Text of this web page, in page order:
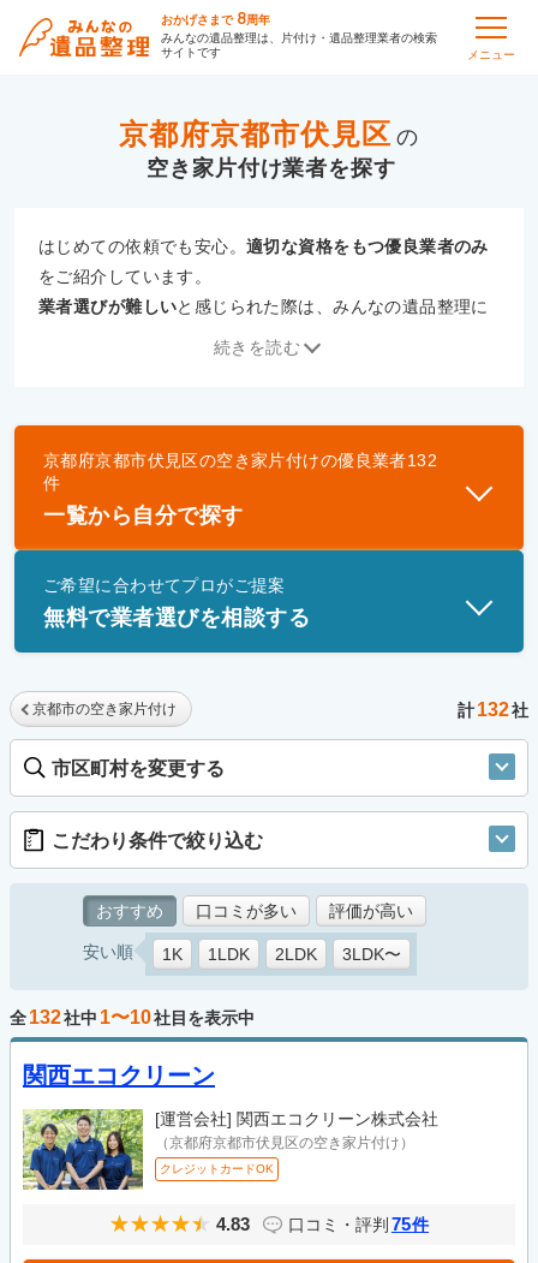
おかげさまで 8周年
みんなの遺品整理は、片付け・遺品整理業者の検索
サイトです
メニュー
京都府京都市伏見区 の
空き家片付け
はじめての依頼でも安心。適切な資格をもつ優良業者のみ
をご紹介しています。
業者選びが難しいと感じられた際は、みんなの遺品整理に
優良業者とは
一般財団法人遺品整理認定協会、および一般社団法
続きを読む
京都府京都市伏見区の空き家片付けの優良業者132
件
一覧から自分で探す
ご希望に合わせてプロがご提案
無料で業者選びを相談する
京都市の空き家片付け 計132社
市区町村を変更する
こだわり条件で絞り込む
おすすめ 口コミが多い 評価が高い
安い順 1K 1LDK 2LDK 3LDK〜
全132社中 1〜10社目を表示中
関西エコクリーン
[運営会社] 関西エコクリーン株式会社
（京都府京都市伏見区の空き家片付け）
クレジットカードOK
4.83 口コミ・評判 75件